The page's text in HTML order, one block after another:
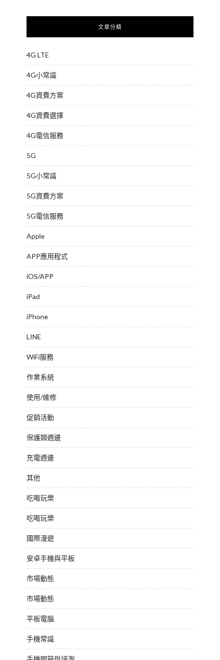
文章分類
4G LTE
4G小常識
4G資費方案
4G資費選擇
4G電信服務
5G
5G小常識
5G資費方案
5G電信服務
Apple
APP應用程式
iOS/APP
iPad
iPhone
LINE
WiFi服務
作業系統
使用/維修
促銷活動
保護類週邊
充電週邊
其他
吃喝玩樂
吃喝玩樂
國際漫遊
安卓手機與平板
市場動態
市場動態
平板電腦
手機常識